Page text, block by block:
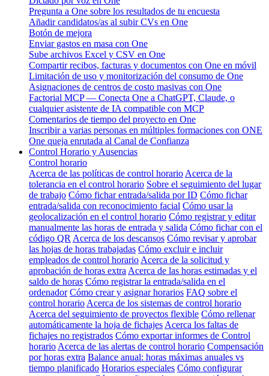
Pregunta a One sobre los resultados de tu encuesta
Añadir candidatos/as al subir CVs en One
Botón de mejora
Enviar gastos en masa con One
Sube archivos Excel y CSV en One
Compartir recibos, facturas y documentos con One en móvil
Limitación de uso y monitorización del consumo de One
Asignaciones de centros de costo masivas con One
Factorial MCP — Conecta One a ChatGPT, Claude, o
cualquier asistente de IA compatible con MCP
Comentarios de tiempo del proyecto en One
Inscribir a varias personas en múltiples formaciones con ONE
One queja enrutada al Canal de Confianza
Control Horario y Ausencias
Control horario
Acerca de las políticas de control horario Acerca de la
tolerancia en el control horario Sobre el seguimiento del lugar
de trabajo Cómo fichar entrada/salida por ID Cómo fichar
entrada/salida con reconocimiento facial Cómo usar la
geolocalización en el control horario Cómo registrar y editar
manualmente las horas de entrada y salida Cómo fichar con el
código QR Acerca de los descansos Cómo revisar y aprobar
las hojas de horas trabajadas Cómo excluir e incluir
empleados de control horario Acerca de la solicitud y
aprobación de horas extra Acerca de las horas estimadas y el
saldo de horas Cómo registrar la entrada/salida en el
ordenador Cómo crear y asignar horarios FAQ sobre el
control horario Acerca de los sistemas de control horario
Acerca del seguimiento de proyectos flexible Cómo rellenar
automáticamente la hoja de fichajes Acerca los faltas de
fichajes no registrados Cómo exportar informes de Control
horario Acerca de las alertas de control horario Compensación
por horas extra Balance anual: horas máximas anuales vs
tiempo planificado Horarios especiales Cómo configurar